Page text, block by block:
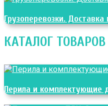
Грузоперевозки. Доставка
КАТАЛОГ ТОВАРОВ
Перила и комплектующие